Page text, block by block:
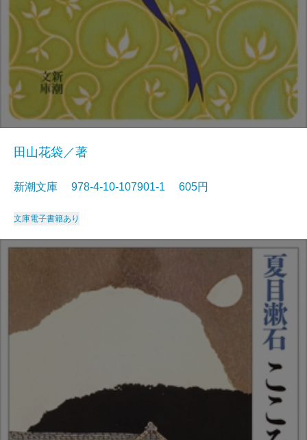
田山花袋／著
新潮文庫 978-4-10-107901-1 605円
文庫電子書籍あり